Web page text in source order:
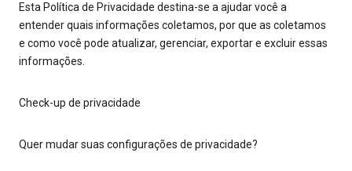
Esta Política de Privacidade destina-se a ajudar você a
entender quais informações coletamos, por que as coletamos
e como você pode atualizar, gerenciar, exportar e excluir essas
informações.
Check-up de privacidade
Quer mudar suas configurações de privacidade?